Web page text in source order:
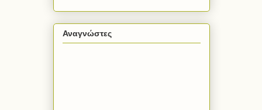
Αναγνώστες